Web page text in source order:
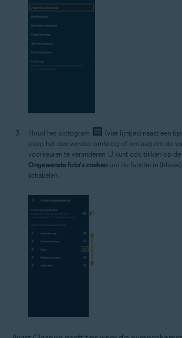
Houd het pictogram
(vier lijntjes) naast een
sleep het deelvenster omhoog of omlaag om de
voorkeuren te veranderen. U kunt ook tikken op
Ongewenste foto's zoeken om de functie in
schakelen.